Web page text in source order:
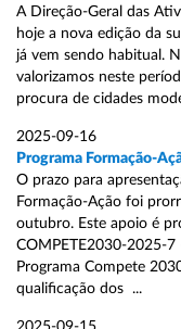
A Direção-Geral das
hoje a nova edição da
já vem sendo habitual.
valorizamos neste
procura de cidades
2025-09-16
Programa Formação-
O prazo para
Formação-Ação foi
outubro. Este apoio é
COMPETE2030-2025-
Programa Compete
qualificação dos ...